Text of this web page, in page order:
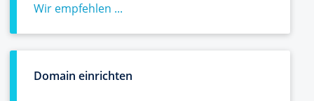
Wir empfehlen ...
Domain einrichten